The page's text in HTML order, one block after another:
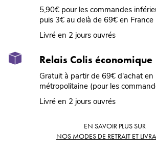
5,90€ pour les commandes
puis 3€ au delà de 69€ en
Livré en 2 jours ouvrés
Relais Colis économique
Gratuit à partir de 69€ d'achat en
métropolitaine (pour les
Livré en 2 jours ouvrés
EN SAVOIR PLUS SUR
NOS MODES DE RETRAIT ET